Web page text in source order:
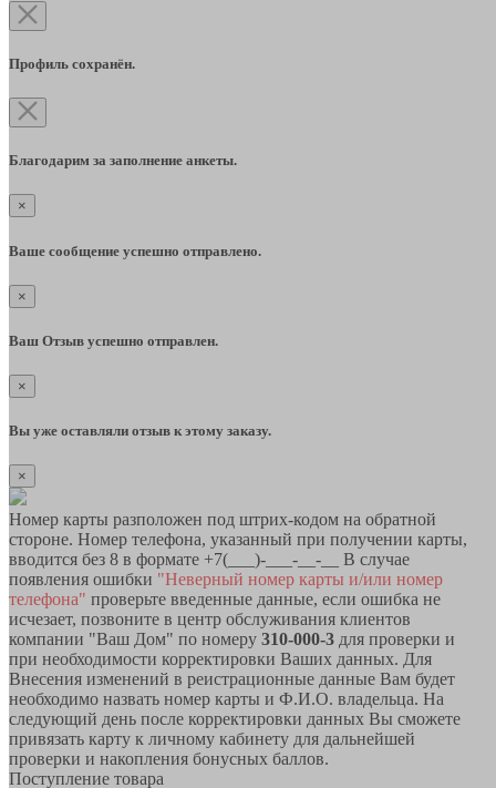
Профиль сохранён.
Благодарим за заполнение анкеты.
×
Ваше сообщение успешно отправлено.
×
Ваш Отзыв успешно отправлен.
×
Вы уже оставляли отзыв к этому заказу.
×
Номер карты разположен под штрих-кодом на обратной
стороне. Номер телефона, указанный при получении карты,
вводится без 8 в формате +7(___)-___-__-__ В случае
появления ошибки "Неверный номер карты и/или номер
телефона" проверьте введенные данные, если ошибка не
исчезает, позвоните в центр обслуживания клиентов
компании "Ваш Дом" по номеру 310-000-3 для проверки и
при необходимости корректировки Ваших данных. Для
Внесения изменений в реистрационные данные Вам будет
необходимо назвать номер карты и Ф.И.О. владельца. На
следующий день после корректировки данных Вы сможете
привязать карту к личному кабинету для дальнейшей
проверки и накопления бонусных баллов.
Поступление товара